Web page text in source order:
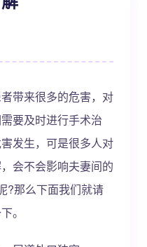
带来很多的危害，对
要及时进行手术治
发生，可是很多人对
会不会影响夫妻间的
?那么下面我们就请
。